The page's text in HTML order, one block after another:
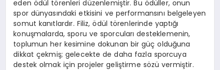
eden ödül törenleri düzenlemiştir. Bu ödüller, onun
spor dünyasındaki etkisini ve performansını belgeleyen
somut kanıtlardır. Filiz, ödül törenlerinde yaptığı
konuşmalarda, sporu ve sporcuları desteklemenin,
toplumun her kesimine dokunan bir güç olduğuna
dikkat çekmiş; gelecekte de daha fazla sporcuya
destek olmak için projeler geliştirme sözü vermiştir.